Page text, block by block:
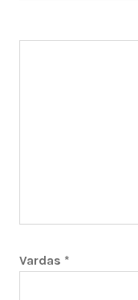
Vardas *